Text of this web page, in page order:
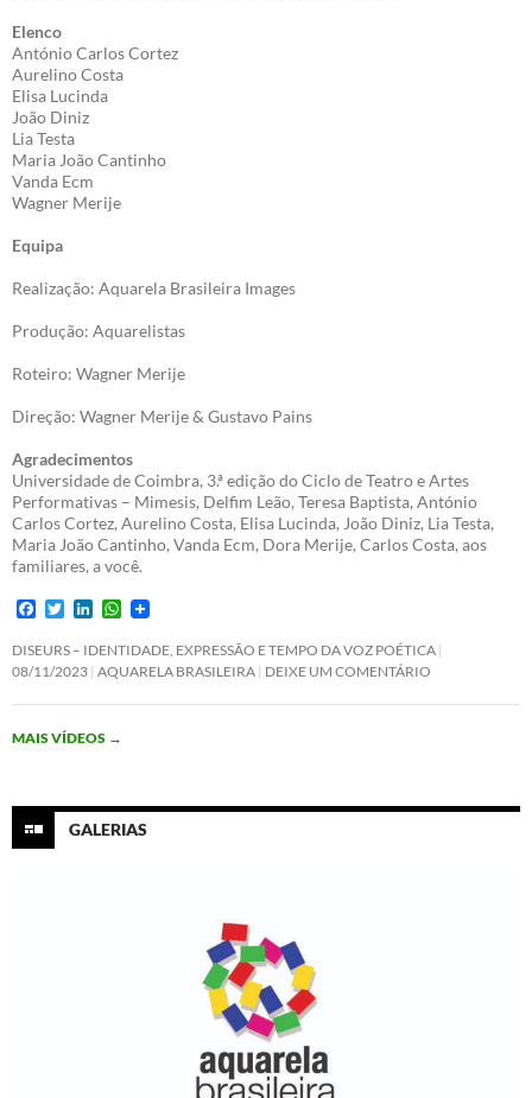
Elenco
António Carlos Cortez
Aurelino Costa
Elisa Lucinda
João Diniz
Lia Testa
Maria João Cantinho
Vanda Ecm
Wagner Merije
Equipa
Realização: Aquarela Brasileira Images
Produção: Aquarelistas
Roteiro: Wagner Merije
Direção: Wagner Merije & Gustavo Pains
Agradecimentos
Universidade de Coimbra, 3.ª edição do Ciclo de Teatro e Artes
Performativas – Mimesis, Delfim Leão, Teresa Baptista, António
Carlos Cortez, Aurelino Costa, Elisa Lucinda, João Diniz, Lia Testa,
Maria João Cantinho, Vanda Ecm, Dora Merije, Carlos Costa, aos
familiares, a você.
F
c
e
o
k
T
i
t
e
n
k
d
n
W
a
t
A
DISEURS – IDENTIDADE, EXPRESSÃO E TEMPO DA VOZ POÉTICA
08/11/2023 AQUARELA BRASILEIRA DEIXE UM COMENTÁRIO
MAIS VÍDEOS →
GALERIAS